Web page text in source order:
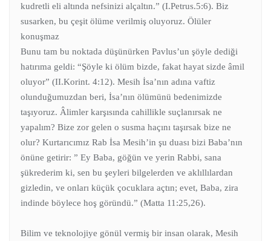
kudretli eli altında nefsinizi alçaltın.” (I.Petrus.5:6). Biz
susarken, bu çeşit ölüme verilmiş oluyoruz. Ölüler
konuşmaz
Bunu tam bu noktada düşünürken Pavlus’un şöyle dediği
hatırıma geldi: “Şöyle ki ölüm bizde, fakat hayat sizde âmil
oluyor” (II.Korint. 4:12). Mesih İsa’nın adına vaftiz
olunduğumuzdan beri, İsa’nın ölümünü bedenimizde
taşıyoruz. Âlimler karşısında cahillikle suçlanırsak ne
yapalım? Bize zor gelen o susma haçını taşırsak bize ne
olur? Kurtarıcımız Rab İsa Mesih’in şu duası bizi Baba’nın
önüne getirir: ” Ey Baba, göğün ve yerin Rabbi, sana
şükrederim ki, sen bu şeyleri bilgelerden ve aklıllılardan
gizledin, ve onları küçük çocuklara açtın; evet, Baba, zira
indinde böylece hoş göründü.” (Matta 11:25,26).
Bilim ve teknolojiye gönül vermiş bir insan olarak, Mesih